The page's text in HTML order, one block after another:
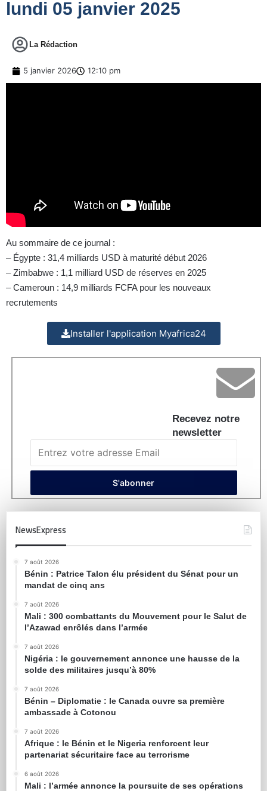
lundi 05 janvier 2025
La Rédaction
5 janvier 2026 12:10 pm
Au sommaire de ce journal :
– Égypte : 31,4 milliards USD à maturité début 2026
– Zimbabwe : 1,1 milliard USD de réserves en 2025
– Cameroun : 14,9 milliards FCFA pour les nouveaux
recrutements
Installer l'application Myafrica24
Recevez notre
newsletter
NewsExpress
7 août 2026
Bénin : Patrice Talon élu président du Sénat pour un
mandat de cinq ans
7 août 2026
Mali : 300 combattants du Mouvement pour le Salut de
l’Azawad enrôlés dans l’armée
7 août 2026
Nigéria : le gouvernement annonce une hausse de la
solde des militaires jusqu’à 80%
7 août 2026
Bénin – Diplomatie : le Canada ouvre sa première
ambassade à Cotonou
7 août 2026
Afrique : le Bénin et le Nigeria renforcent leur
partenariat sécuritaire face au terrorisme
6 août 2026
Mali : l’armée annonce la poursuite de ses opérations